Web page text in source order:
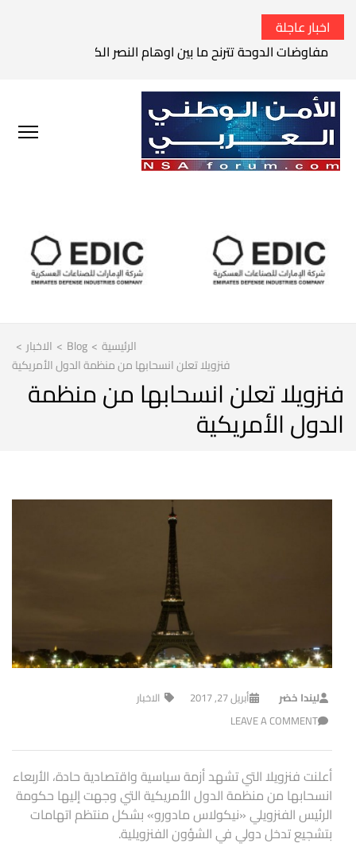
اخبار عاجلة
مفاوضات الدوحة تترنح ما بين اوهام النصر الكامل وواقع
الرئيسية >
Blog
> الاخبار >
فنزويلا تعلن انسحابها من منظمة الدول الأمريكية
فنزويلا تعلن انسحابها من منظمة
الدول الأمريكية
ليندا خضر أبريل 27, 2017
الاخبار
LEAVE A COMMENT
أعلنت فنزويلا التي تشهد أزمة سياسية واقتصادية حادة، الأربعاء
انسحابها من منظمة الدول الأمريكية التي وجهت إليها حكومة
الرئيس الفنزويلي «نيكولاس مادورو» بشكل منتظم اتهامات
بتشجيع تدخل دولي في الشؤون الفنزويلية.